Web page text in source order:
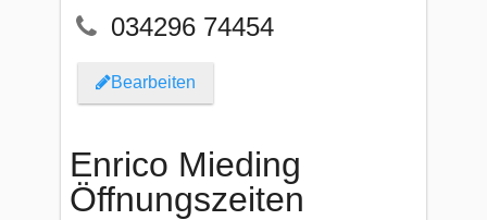
034296 74454
Bearbeiten
Enrico Mieding
Öffnungszeiten